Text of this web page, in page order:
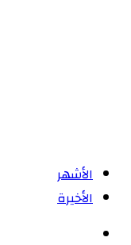
الأشهر
الأخيرة